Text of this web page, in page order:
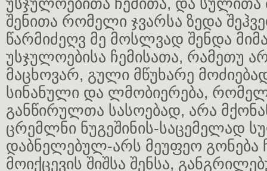
უსჯულოებითა ჩემითა, და სულითა
შენითა რომელი ჯვარსა ზედა
წარმიძეღვ მე მოსლვად შენდა
უსჯულოებისა ჩემისათა, რამეთუ
მაცხოვარ, გული მწუხარე
სინანული და ლმობიერება,
განწირულთა სასოებად, არა
ცრემლნი ნუგეშინის-საცემელად
დაბნელებულ-არს მეუფეო გონება
მოიქცევის შიშსა შენსა,